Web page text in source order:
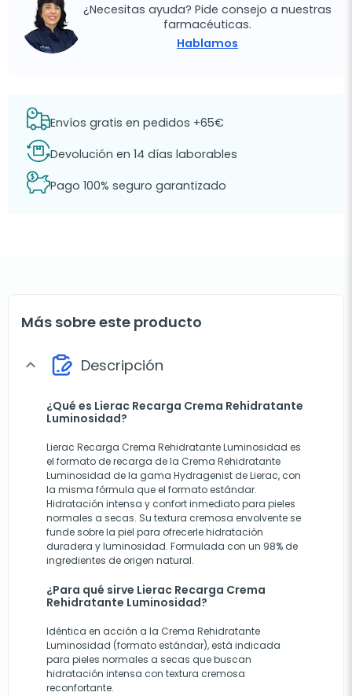
¿Necesitas ayuda? Pide consejo a nuestras
farmacéuticas.
Hablamos
Envíos gratis en pedidos +65€
Devolución en 14 días laborables
Pago 100% seguro garantizado
Más sobre este producto
expand_more Descripción
¿Qué es Lierac Recarga Crema Rehidratante
Luminosidad?
Lierac Recarga Crema Rehidratante Luminosidad es
el formato de recarga de la Crema Rehidratante
Luminosidad de la gama Hydragenist de Lierac, con
la misma fórmula que el formato estándar.
Hidratación intensa y confort inmediato para pieles
normales a secas. Su textura cremosa envolvente se
funde sobre la piel para ofrecerle hidratación
duradera y luminosidad. Formulada con un 98% de
ingredientes de origen natural.
¿Para qué sirve Lierac Recarga Crema
Rehidratante Luminosidad?
Idéntica en acción a la Crema Rehidratante
Luminosidad (formato estándar), está indicada
para pieles normales a secas que buscan
hidratación intensa con textura cremosa
reconfortante.